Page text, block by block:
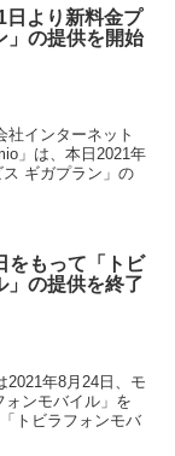
日より新料金プ
」の提供を開始
社インターネット
」は、本日2021年
ギガプラン」の
をもって「トビ
」の提供を終了
2021年8月24日、モ
ンモバイル」を
トビラフォンモバ